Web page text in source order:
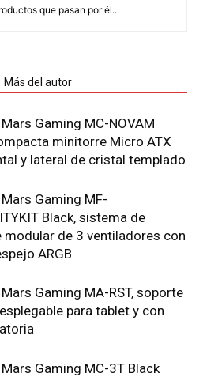
que pasan por él...
Más del autor
Gaming MC-NOVAM
minitorre Micro ATX
y lateral de cristal templado
Gaming MF-
Black, sistema de
modular de 3 ventiladores con
ARGB
Gaming MA-RST, soporte
para tablet y con
Gaming MC-3T Black